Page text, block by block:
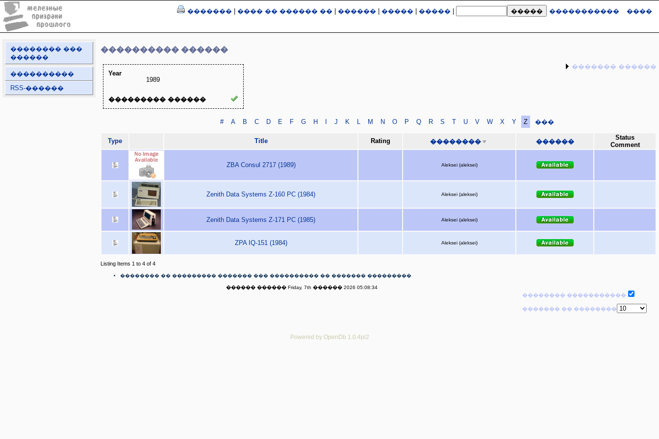
������� ���� �� ������ �� ������ ����� ����� ����������� ����
�������� ���
������
����������
RSS-������
���������� ������
Year
1989
��������� ������
������� ������
# A B C D E F G H I J K L M N O P Q R S T U V W X Y Z ���
Type Title Rating �������� ������
Status
Comment
ZBA Consul 2717 (1989) Aleksei (aleksei)
Zenith Data Systems Z-160 PC (1984) Aleksei (aleksei)
Zenith Data Systems Z-171 PC (1985) Aleksei (aleksei)
ZPA IQ-151 (1984) Aleksei (aleksei)
Listing Items 1 to 4 of 4
�������� �� ��������� ������� ��� ���������� �� ������� ���������
�������� �����������
������� �� ��������
������ ������ Friday, 7th ������ 2026 05:08:34
Powered by OpenDb 1.0.4pl2